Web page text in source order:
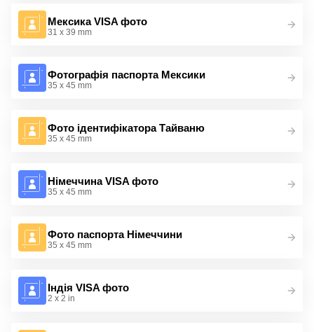
Мексика VISA фото
31 x 39 mm
Фотографія паспорта Мексики
35 x 45 mm
Фото ідентифікатора Тайваню
35 x 45 mm
Німеччина VISA фото
35 x 45 mm
Фото паспорта Німеччини
35 x 45 mm
Індія VISA фото
2 x 2 in